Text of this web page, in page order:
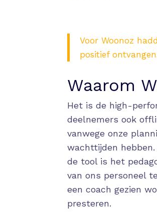
Voor Woonoz
positief
Waarom
Het is de high-
deelnemers ook
vanwege onze
wachttijden
de tool is het
van ons personeel
een coach gezien
presteren.